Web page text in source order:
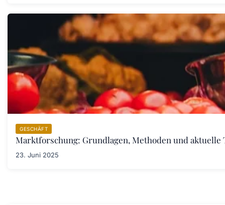
GESCHÄFT
Marktforschung: Grundlagen, Methoden und
23. Juni 2025